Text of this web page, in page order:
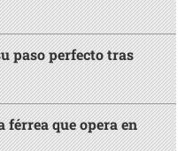
paso perfecto tras
que opera en